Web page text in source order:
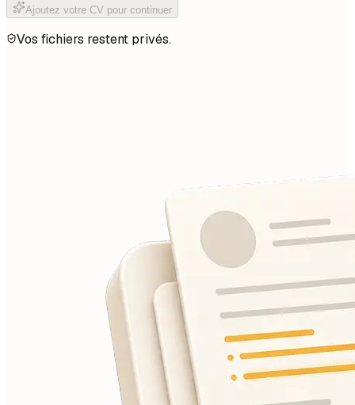
Ajoutez votre CV pour continuer
Vos fichiers restent privés.